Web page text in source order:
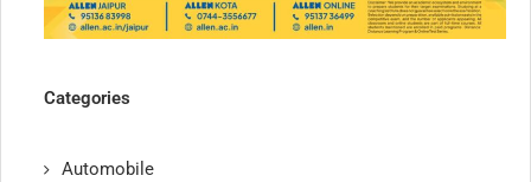
Categories
Automobile